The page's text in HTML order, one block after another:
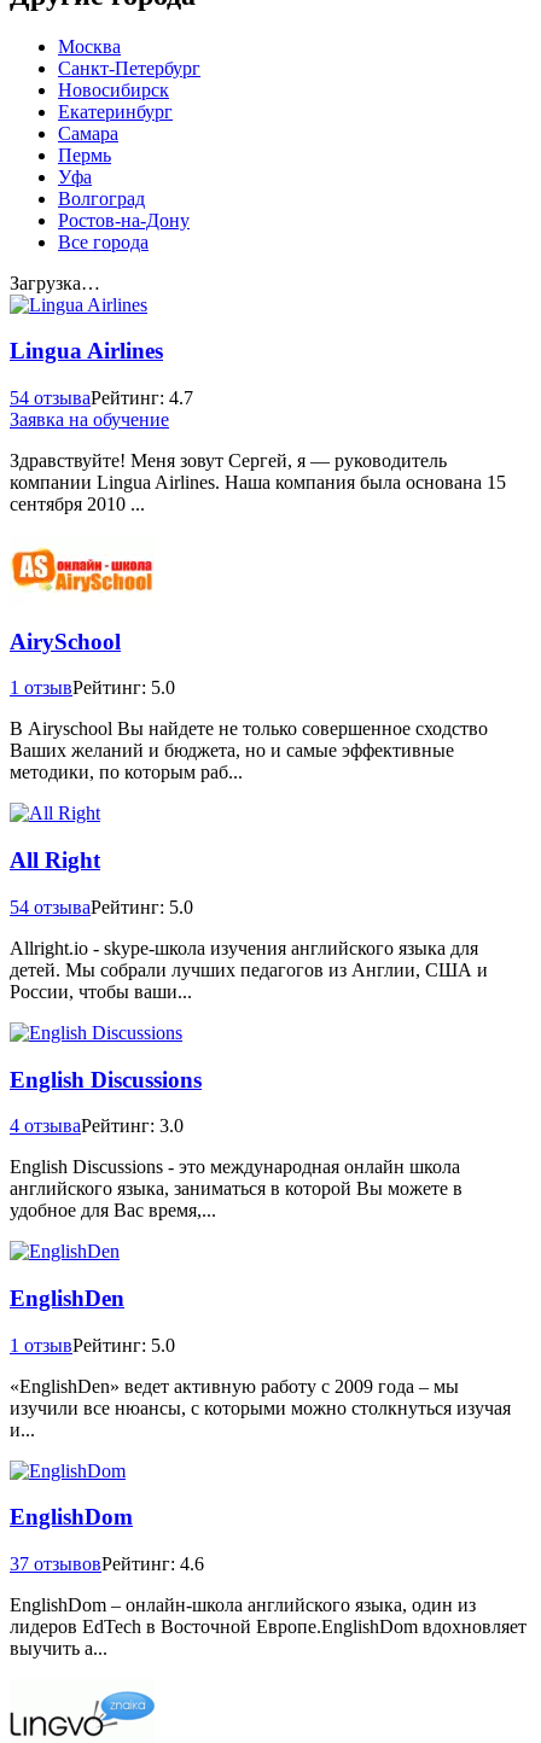
Москва
Санкт-Петербург
Новосибирск
Екатеринбург
Самара
Пермь
Уфа
Волгоград
Ростов-на-Дону
Все города
Загрузка…
Lingua Airlines
54 отзываРейтинг: 4.7
Заявка на обучение
Здравствуйте! Меня зовут Сергей, я — руководитель
компании Lingua Airlines. Наша компания была основана 15
сентября 2010 ...
AirySchool
1 отзывРейтинг: 5.0
В Airyschool Вы найдете не только совершенное сходство
Ваших желаний и бюджета, но и самые эффективные
методики, по которым раб...
All Right
54 отзываРейтинг: 5.0
Allright.io - skype-школа изучения английского языка для
детей. Мы собрали лучших педагогов из Англии, США и
России, чтобы ваши...
English Discussions
4 отзываРейтинг: 3.0
English Discussions - это международная онлайн школа
английского языка, заниматься в которой Вы можете в
удобное для Вас время,...
EnglishDen
1 отзывРейтинг: 5.0
«EnglishDen» ведет активную работу с 2009 года – мы
изучили все нюансы, с которыми можно столкнуться изучая
и...
EnglishDom
37 отзывовРейтинг: 4.6
EnglishDom – онлайн-школа английского языка, один из
лидеров EdTech в Восточной Европе.EnglishDom вдохновляет
выучить а...